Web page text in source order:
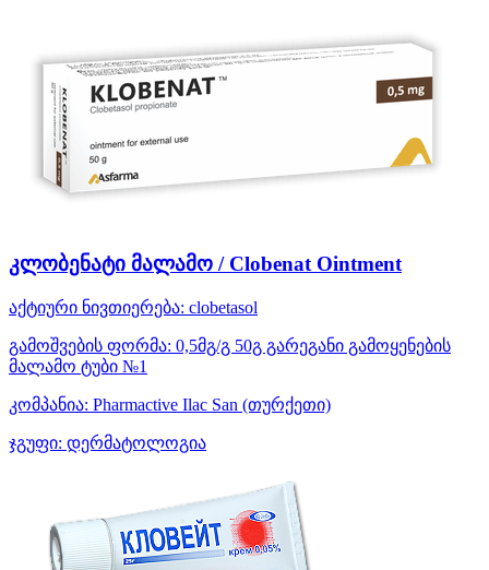
კლობენატი მალამო / Clobenat Ointment
აქტიური ნივთიერება: clobetasol
გამოშვების ფორმა: 0,5მგ/გ 50გ გარეგანი გამოყენების
მალამო ტუბი №1
კომპანია: Pharmactive Ilac San (თურქეთი)
ჯგუფი: დერმატოლოგია